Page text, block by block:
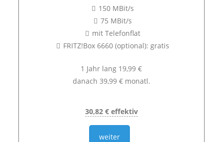
150 MBit/s
75 MBit/s
mit Telefonflat
FRITZ!Box 6660 (optional): gratis
1 Jahr lang 19,99 €
danach 39,99 € monatl.
30,82 € effektiv
weiter